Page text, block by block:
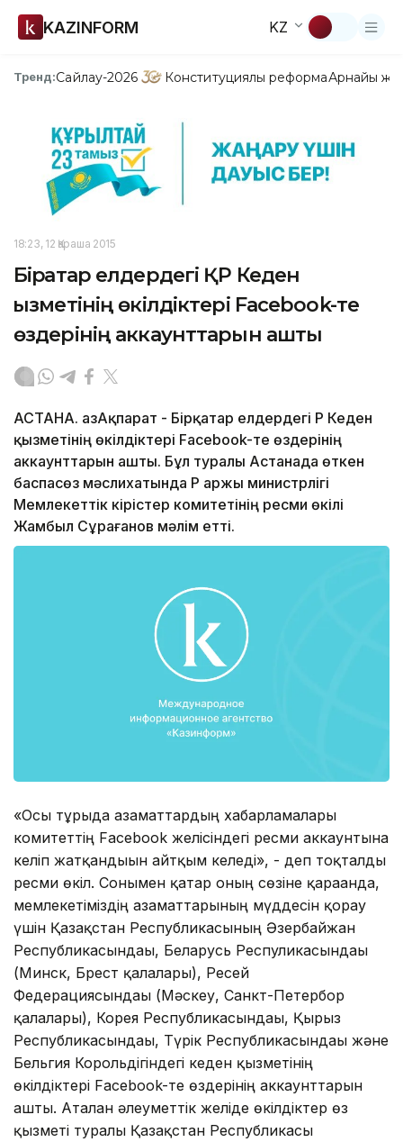
KAZINFORM KZ
Тренд:Сайлау-2026 Конституциялық реформаАрнайы
18:23, 12 Қараша 2015
Бірқатар елдердегі ҚР Кеден
қызметінің өкілдіктері Facebook-те
өздерінің аккаунттарын ашты
АСТАНА. ҚазАқпарат - Бірқатар елдердегі ҚР Кеден
қызметінің өкілдіктері Facebook-те өздерінің
аккаунттарын ашты. Бұл туралы Астанада өткен
баспасөз мәслихатында ҚР Қаржы министрлігі
Мемлекеттік кірістер комитетінің ресми өкілі
Жамбыл Сұрағанов мәлім етті.
«Осы тұрғыда азаматтардың хабарламалары
комитеттің Facebook желісіндегі ресми аккаунтына
келіп жатқандығын айтқым келеді», - деп тоқталды
ресми өкіл. Сонымен қатар оның сөзіне қарағанда,
мемлекетіміздің азаматтарының мүддесін қорғау
үшін Қазақстан Республикасының Әзербайжан
Республикасындағы, Беларусь Респуликасындағы
(Минск, Брест қалалары), Ресей
Федерациясындағы (Мәскеу, Санкт-Петербор
қалалары), Корея Республикасындағы, Қырғыз
Республикасындағы, Түрік Республикасындағы және
Бельгия Корольдігіндегі кеден қызметінің
өкілдіктері Facebook-те өздерінің аккаунттарын
ашты. Аталған әлеуметтік желіде өкілдіктер өз
қызметі туралы Қазақстан Республикасы